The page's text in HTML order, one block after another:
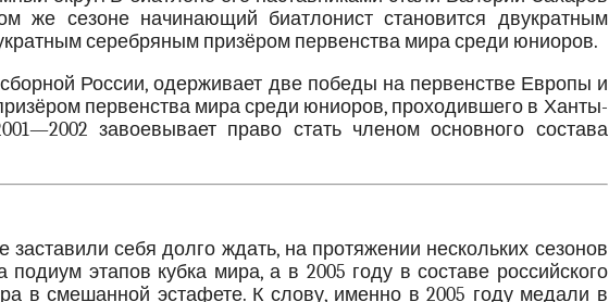
же сезоне начинающий биатлонист становится двукратным
серебряным призёром первенства мира среди юниоров.
России, одерживает две победы на первенстве Европы и
первенства мира среди юниоров, проходившего в Ханты-
завоевывает право стать членом основного состава
себя долго ждать, на протяжении нескольких сезонов
этапов кубка мира, а в 2005 году в составе российского
в смешанной эстафете. К слову, именно в 2005 году медали в